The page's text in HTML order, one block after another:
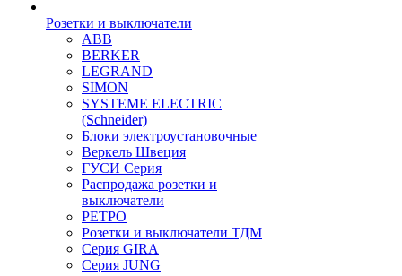
Розетки и выключатели
ABB
BERKER
LEGRAND
SIMON
SYSTEME ELECTRIC
(Schneider)
Блоки электроустановочные
Веркель Швеция
ГУСИ Серия
Распродажа розетки и
выключатели
РЕТРО
Розетки и выключатели ТДМ
Серия GIRA
Серия JUNG